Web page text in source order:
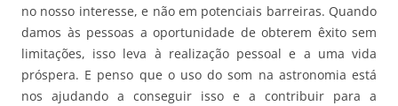
no nosso interesse, e não em potenciais barreiras. Quando
damos às pessoas a oportunidade de obterem êxito sem
limitações, isso leva à realização pessoal e a uma vida
próspera. E penso que o uso do som na astronomia está
nos ajudando a conseguir isso e a contribuir para a